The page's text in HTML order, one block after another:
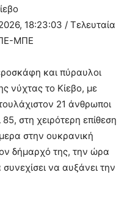
18:23:03 / Τελευταία
ΜΠΕ
και πύραυλοι
νύχτας το Κίεβο, με
21 άνθρωποι
στη χειρότερη επίθεση
στην ουκρανική
δήμαρχό της, την ώρα
να αυξάνει την